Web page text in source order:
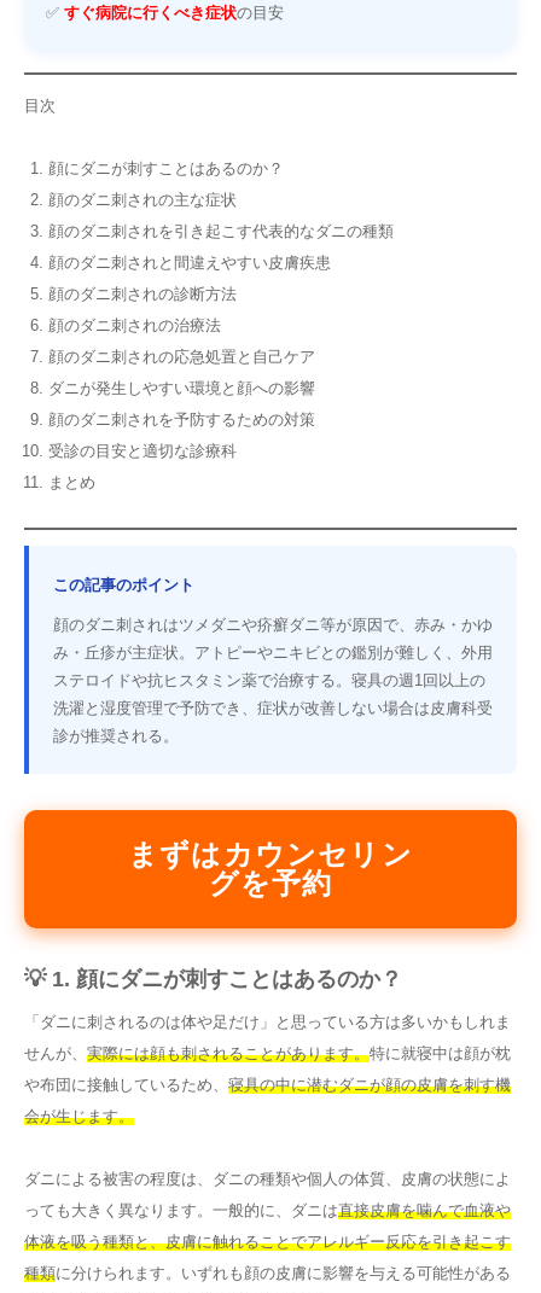
✅ すぐ病院に行くべき症状の目安
目次
顔にダニが刺すことはあるのか？
顔のダニ刺されの主な症状
顔のダニ刺されを引き起こす代表的なダニの種類
顔のダニ刺されと間違えやすい皮膚疾患
顔のダニ刺されの診断方法
顔のダニ刺されの治療法
顔のダニ刺されの応急処置と自己ケア
ダニが発生しやすい環境と顔への影響
顔のダニ刺されを予防するための対策
受診の目安と適切な診療科
まとめ
この記事のポイント
顔のダニ刺されはツメダニや疥癬ダニ等が原因で、赤み・かゆ
み・丘疹が主症状。アトピーやニキビとの鑑別が難しく、外用
ステロイドや抗ヒスタミン薬で治療する。寝具の週1回以上の
洗濯と湿度管理で予防でき、症状が改善しない場合は皮膚科受
診が推奨される。
まずはカウンセリン
グを予約
💡 1. 顔にダニが刺すことはあるのか？
「ダニに刺されるのは体や足だけ」と思っている方は多いかもしれま
せんが、 実際には顔も刺されることがあります。特に就寝中は顔が枕
や布団に接触しているため、 寝具の中に潜むダニが顔の皮膚を刺す機
会が生じます。
ダニによる被害の程度は、ダニの種類や個人の体質、皮膚の状態によ
っても大きく異なります。一般的に、ダニは直接皮膚を噛んで血液や
体液を吸う種類と、皮膚に触れることでアレルギー反応を引き起こす
種類に分けられます。いずれも顔の皮膚に影響を与える可能性がある